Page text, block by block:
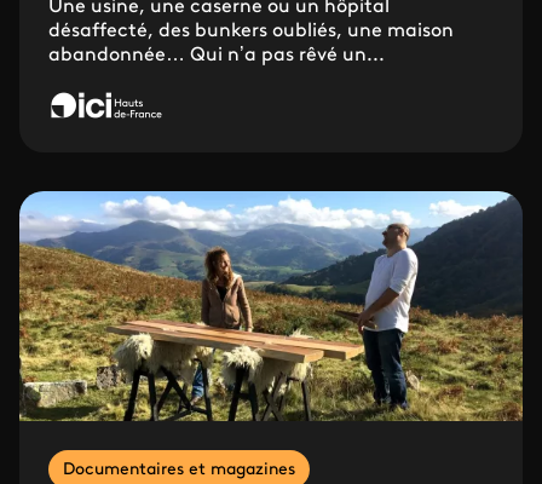
Une usine, une caserne ou un hôpital
désaffecté, des bunkers oubliés, une maison
abandonnée… Qui n’a pas rêvé un...
Documentaires et magazines